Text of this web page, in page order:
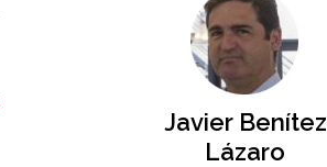
Javier Benítez
Lázaro